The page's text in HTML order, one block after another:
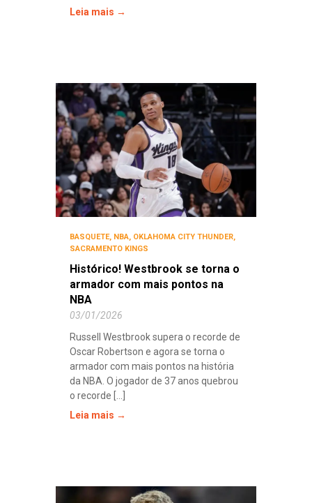
Leia mais →
BASQUETE, NBA, OKLAHOMA CITY THUNDER,
SACRAMENTO KINGS
Histórico! Westbrook se torna o
armador com mais pontos na
NBA
03/01/2026
Russell Westbrook supera o recorde de
Oscar Robertson e agora se torna o
armador com mais pontos na história
da NBA. O jogador de 37 anos quebrou
o recorde [...]
Leia mais →